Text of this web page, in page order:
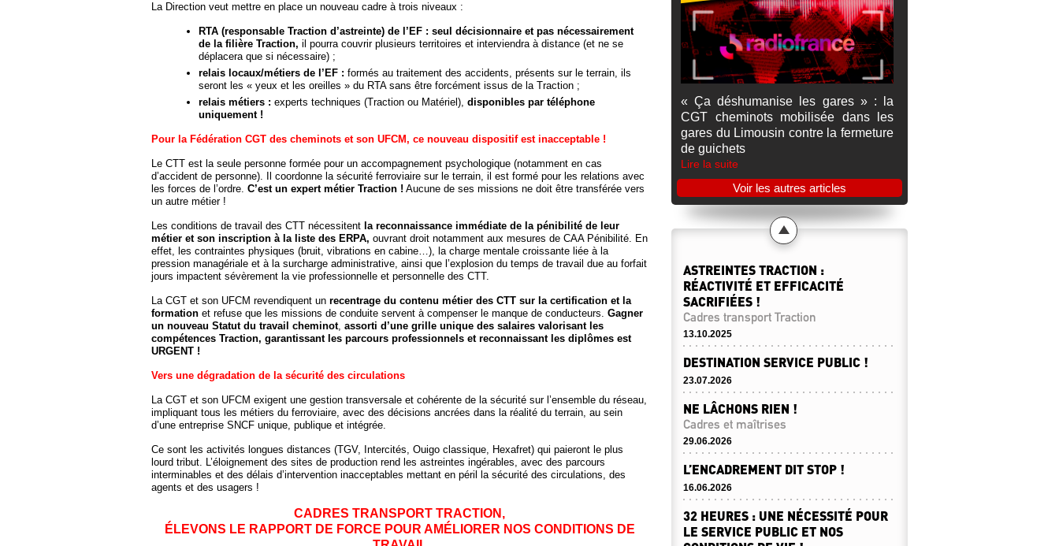
La Direction veut mettre en place un nouveau cadre à trois niveaux :
RTA (responsable Traction d’astreinte) de l’EF : seul décisionnaire et pas nécessairement
de la filière Traction, il pourra couvrir plusieurs territoires et interviendra à distance (et ne se
déplacera que si nécessaire) ;
relais locaux/métiers de l’EF : formés au traitement des accidents, présents sur le terrain, ils
seront les « yeux et les oreilles » du RTA sans être forcément issus de la Traction ;
relais métiers : experts techniques (Traction ou Matériel), disponibles par téléphone
uniquement !
Pour la Fédération CGT des cheminots et son UFCM, ce nouveau dispositif est inacceptable !
Le CTT est la seule personne formée pour un accompagnement psychologique (notamment en cas
d’accident de personne). Il coordonne la sécurité ferroviaire sur le terrain, il est formé pour les relations avec
les forces de l’ordre. C’est un expert métier Traction ! Aucune de ses missions ne doit être transférée vers
un autre métier !
Les conditions de travail des CTT nécessitent la reconnaissance immédiate de la pénibilité de leur
métier et son inscription à la liste des ERPA, ouvrant droit notamment aux mesures de CAA Pénibilité. En
effet, les contraintes physiques (bruit, vibrations en cabine…), la charge mentale croissante liée à la
pression managériale et à la surcharge administrative, ainsi que l’explosion du temps de travail due au forfait
jours impactent sévèrement la vie professionnelle et personnelle des CTT.
La CGT et son UFCM revendiquent un recentrage du contenu métier des CTT sur la certification et la
formation et refuse que les missions de conduite servent à compenser le manque de conducteurs. Gagner
un nouveau Statut du travail cheminot, assorti d’une grille unique des salaires valorisant les
compétences Traction, garantissant les parcours professionnels et reconnaissant les diplômes est
URGENT !
Vers une dégradation de la sécurité des circulations
La CGT et son UFCM exigent une gestion transversale et cohérente de la sécurité sur l’ensemble du réseau,
impliquant tous les métiers du ferroviaire, avec des décisions ancrées dans la réalité du terrain, au sein
d’une entreprise SNCF unique, publique et intégrée.
Ce sont les activités longues distances (TGV, Intercités, Ouigo classique, Hexafret) qui paieront le plus
lourd tribut. L’éloignement des sites de production rend les astreintes ingérables, avec des parcours
interminables et des délais d’intervention inacceptables mettant en péril la sécurité des circulations, des
agents et des usagers !
CADRES TRANSPORT TRACTION,
ÉLEVONS LE RAPPORT DE FORCE POUR AMÉLIORER NOS CONDITIONS DE
« Ça déshumanise les gares » : la
CGT cheminots mobilisée dans les
gares du Limousin contre la fermeture
de guichets
Lire la suite
Voir les autres articles
ASTREINTES TRACTION :
RÉACTIVITÉ ET EFFICACITÉ
SACRIFIÉES !
Cadres transport Traction
13.10.2025
DESTINATION SERVICE PUBLIC !
23.07.2026
NE LÂCHONS RIEN !
Cadres et maîtrises
29.06.2026
L’ENCADREMENT DIT STOP !
16.06.2026
32 HEURES : UNE NÉCESSITÉ POUR
LE SERVICE PUBLIC ET NOS